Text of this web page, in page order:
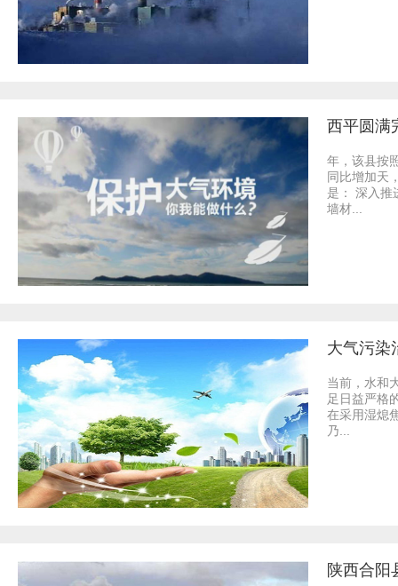
西平圆满
年，该县按
同比增加天
是： 深入推
墙材...
大气污染
当前，水和
足日益严格
在采用湿熄
乃...
陕西合阳